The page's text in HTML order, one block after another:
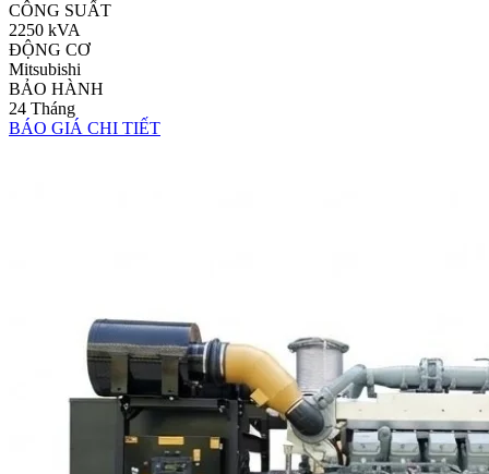
CÔNG SUẤT
2250 kVA
ĐỘNG CƠ
Mitsubishi
BẢO HÀNH
24 Tháng
BÁO GIÁ CHI TIẾT